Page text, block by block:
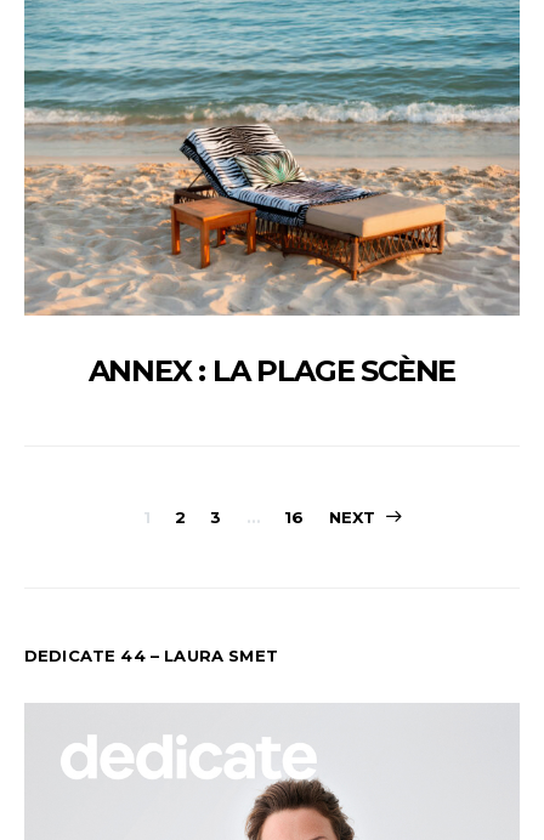
ANNEX : LA PLAGE SCÈNE
PAGINATION
1 2 3 … 16 NEXT
DEDICATE 44 – LAURA SMET